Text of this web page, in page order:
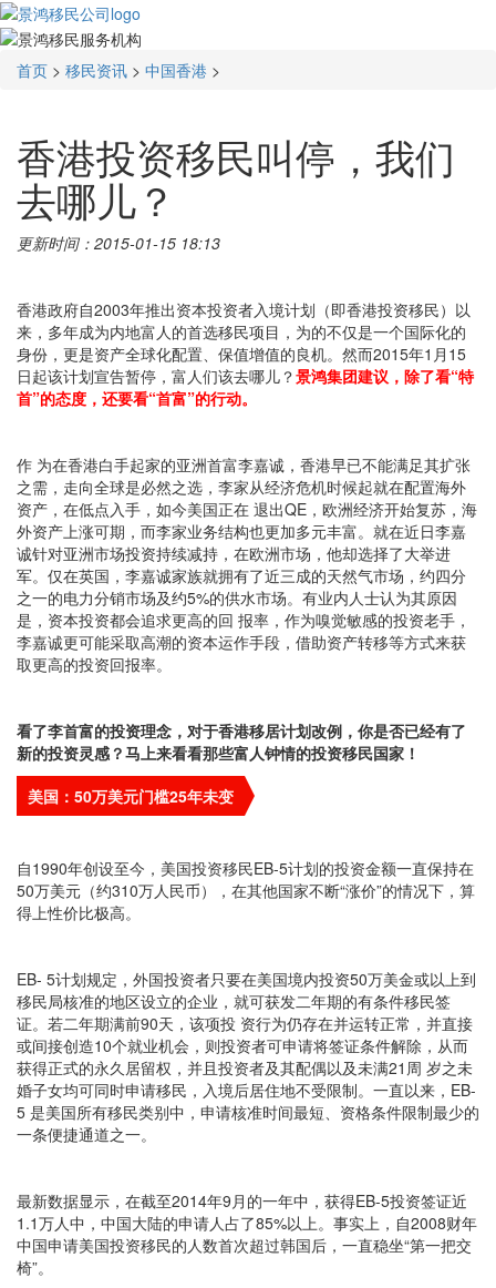
首页 > 移民资讯 > 中国香港 >
香港投资移民叫停，我们
去哪儿？
更新时间：2015-01-15 18:13
香港政府自2003年推出资本投资者入境计划（即香港投资移民）以
来，多年成为内地富人的首选移民项目，为的不仅是一个国际化的
身份，更是资产全球化配置、保值增值的良机。然而2015年1月15
日起该计划宣告暂停，富人们该去哪儿？景鸿集团建议，除了看“特
首”的态度，还要看“首富”的行动。
作 为在香港白手起家的亚洲首富李嘉诚，香港早已不能满足其扩张
之需，走向全球是必然之选，李家从经济危机时候起就在配置海外
资产，在低点入手，如今美国正在 退出QE，欧洲经济开始复苏，海
外资产上涨可期，而李家业务结构也更加多元丰富。就在近日李嘉
诚针对亚洲市场投资持续减持，在欧洲市场，他却选择了大举进
军。仅在英国，李嘉诚家族就拥有了近三成的天然气市场，约四分
之一的电力分销市场及约5%的供水市场。有业内人士认为其原因
是，资本投资都会追求更高的回 报率，作为嗅觉敏感的投资老手，
李嘉诚更可能采取高潮的资本运作手段，借助资产转移等方式来获
取更高的投资回报率。
看了李首富的投资理念，对于香港移居计划改例，你是否已经有了
新的投资灵感？马上来看看那些富人钟情的投资移民国家！
美国：50万美元门槛25年未变
自1990年创设至今，美国投资移民EB-5计划的投资金额一直保持在
50万美元（约310万人民币），在其他国家不断“涨价”的情况下，算
得上性价比极高。
EB- 5计划规定，外国投资者只要在美国境内投资50万美金或以上到
移民局核准的地区设立的企业，就可获发二年期的有条件移民签
证。若二年期满前90天，该项投 资行为仍存在并运转正常，并直接
或间接创造10个就业机会，则投资者可申请将签证条件解除，从而
获得正式的永久居留权，并且投资者及其配偶以及未满21周 岁之未
婚子女均可同时申请移民，入境后居住地不受限制。一直以来，EB-
5 是美国所有移民类别中，申请核准时间最短、资格条件限制最少的
一条便捷通道之一。
最新数据显示，在截至2014年9月的一年中，获得EB-5投资签证近
1.1万人中，中国大陆的申请人占了85%以上。事实上，自2008财年
中国申请美国投资移民的人数首次超过韩国后，一直稳坐“第一把交
椅”。